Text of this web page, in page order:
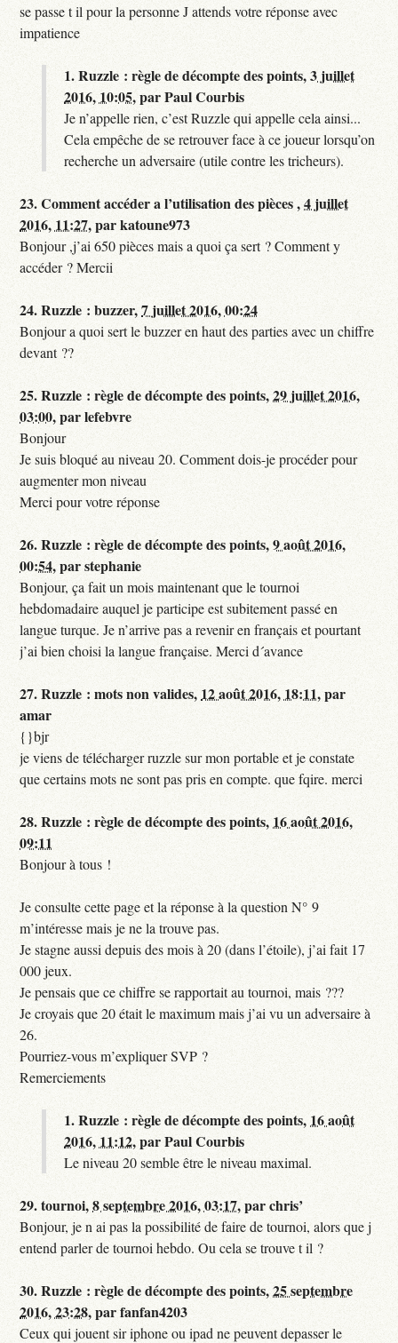
se passe t il pour la personne J attends votre réponse avec
impatience
1.Ruzzle : règle de décompte des points,3 juillet
2016, 10:05,parPaul Courbis
Je n’appelle rien, c’est Ruzzle qui appelle cela ainsi...
Cela empêche de se retrouver face à ce joueur lorsqu’on
recherche un adversaire (utile contre les tricheurs).
23.Comment accéder a l’utilisation des pièces ,4 juillet
2016, 11:27,parkatoune973
Bonjour ,j’ai 650 pièces mais a quoi ça sert ? Comment y
accéder ? Mercii
24.Ruzzle : buzzer,7 juillet 2016, 00:24
Bonjour a quoi sert le buzzer en haut des parties avec un chiffre
devant ??
25.Ruzzle : règle de décompte des points,29 juillet 2016,
03:00,parlefebvre
Bonjour
Je suis bloqué au niveau 20. Comment dois-je procéder pour
augmenter mon niveau
Merci pour votre réponse
26.Ruzzle : règle de décompte des points,9 août 2016,
00:54,parstephanie
Bonjour, ça fait un mois maintenant que le tournoi
hebdomadaire auquel je participe est subitement passé en
langue turque. Je n’arrive pas a revenir en français et pourtant
j’ai bien choisi la langue française. Merci d´avance
27.Ruzzle : mots non valides, 12 août 2016, 18:11,par
amar
{}bjr
je viens de télécharger ruzzle sur mon portable et je constate
que certains mots ne sont pas pris en compte. que fqire. merci
28.Ruzzle : règle de décompte des points, 16 août 2016,
09:11
Bonjour à tous !
Je consulte cette page et la réponse à la question N° 9
m’intéresse mais je ne la trouve pas.
Je stagne aussi depuis des mois à 20 (dans l’étoile), j’ai fait 17
000 jeux.
Je pensais que ce chiffre se rapportait au tournoi, mais ???
Je croyais que 20 était le maximum mais j’ai vu un adversaire à
26.
Pourriez-vous m’expliquer SVP ?
Remerciements
1.Ruzzle : règle de décompte des points, 16 août
2016, 11:12,parPaul Courbis
Le niveau 20 semble être le niveau maximal.
29.tournoi,8 septembre 2016, 03:17,parchris’
Bonjour, je n ai pas la possibilité de faire de tournoi, alors que j
entend parler de tournoi hebdo. Ou cela se trouve t il ?
30.Ruzzle : règle de décompte des points,25 septembre
2016, 23:28,parfanfan4203
Ceux qui jouent sir iphone ou ipad ne peuvent depasser le